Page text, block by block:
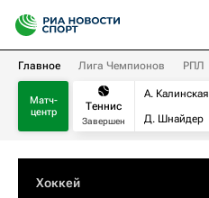
Главное Лига Чемпионов РПЛ
Матч-
центр
Теннис
Завершен
А. Калинская
Д. Шнайдер
Хоккей